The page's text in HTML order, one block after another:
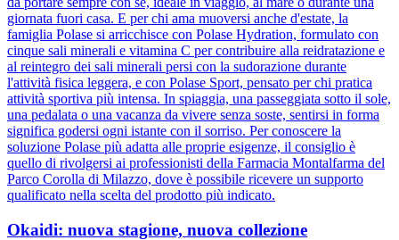
giornata fuori casa. E per chi ama muoversi anche d'estate, la
famiglia Polase si arricchisce con Polase Hydration, formulato con
cinque sali minerali e vitamina C per contribuire alla reidratazione e
al reintegro dei sali minerali persi con la sudorazione durante
l'attività fisica leggera, e con Polase Sport, pensato per chi pratica
attività sportiva più intensa. In spiaggia, una passeggiata sotto il sole,
una pedalata o una vacanza da vivere senza soste, sentirsi in forma
significa godersi ogni istante con il sorriso. Per conoscere la
soluzione Polase più adatta alle proprie esigenze, il consiglio è
quello di rivolgersi ai professionisti della Farmacia Montalfarma del
Parco Corolla di Milazzo, dove è possibile ricevere un supporto
qualificato nella scelta del prodotto più indicato.
Okaidi: nuova stagione, nuova collezione